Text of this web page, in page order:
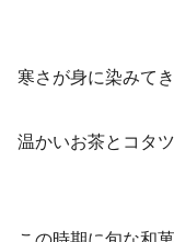
寒さが身に染みて
温かいお茶とコタ